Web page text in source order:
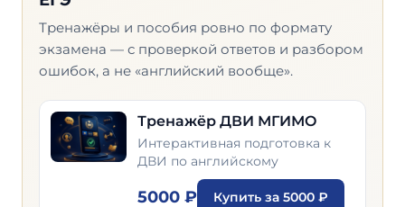
Тренажёры и пособия ровно по формату
экзамена — с проверкой ответов и разбором
ошибок, а не «английский вообще».
Тренажёр ДВИ МГИМО
Интерактивная подготовка к
ДВИ по английскому
5000 ₽ Купить за 5000 ₽